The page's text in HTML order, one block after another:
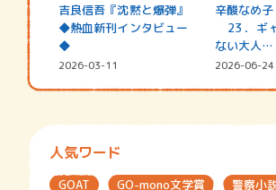
吉良信吾『沈黙と爆弾』
◆熱血新刊インタビュー
◆
2026-03-11
辛酸なめ子
23．ギ
ない大人…
2026-06-24
人気ワード
GOAT GO-mono文学賞 警察小